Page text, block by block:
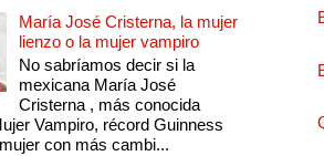
María José Cristerna, la mujer
lienzo o la mujer vampiro
No sabríamos decir si la
mexicana María José
Cristerna , más conocida
Vampiro, récord Guinness
con más cambi...